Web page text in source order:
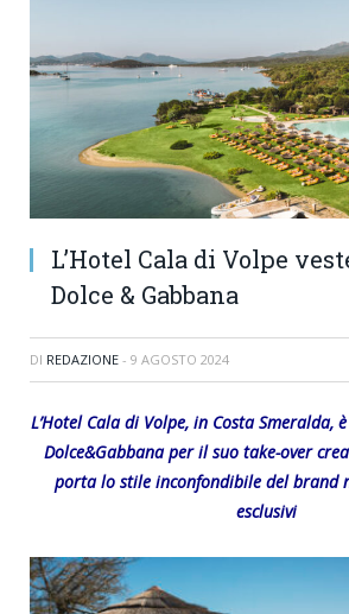
L’Hotel Cala di Volpe
Dolce & Gabbana
DI REDAZIONE - 9 AGOSTO 2024
L’Hotel Cala di Volpe, in Costa Smeralda,
Dolce&Gabbana per il suo take-over
porta lo stile inconfondibile del brand
esclusivi